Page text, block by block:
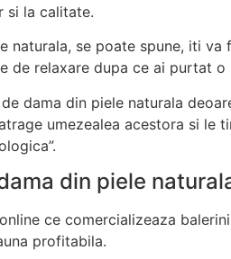
si la calitate.
naturala, se poate spune, iti
de relaxare dupa ce ai purtat
dama din piele naturala
umezealea acestora si le
din piele
ce comercializeaza
profitabila.